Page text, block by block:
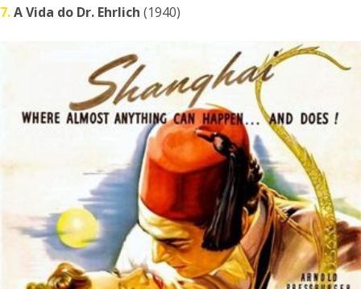
7.A Vida do Dr. Ehrlich (1940)